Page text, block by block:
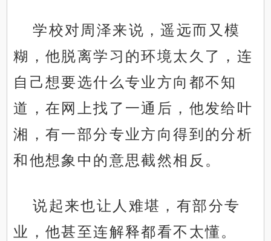
学校对周泽来说，遥远而又模
糊，他脱离学习的环境太久了，连
自己想要选什么专业方向都不知
道，在网上找了一通后，他发给叶
湘，有一部分专业方向得到的分析
和他想象中的意思截然相反。
说起来也让人难堪，有部分专
业，他甚至连解释都看不太懂。